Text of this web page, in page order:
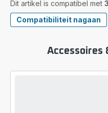
Dit artikel is compatibel met
Compatibiliteit nagaan
Accessoires